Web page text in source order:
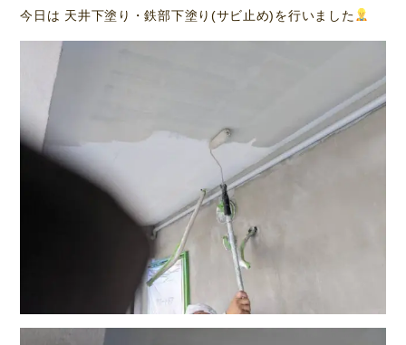
今日は 天井下塗り・鉄部下塗り(サビ止め)を行いました